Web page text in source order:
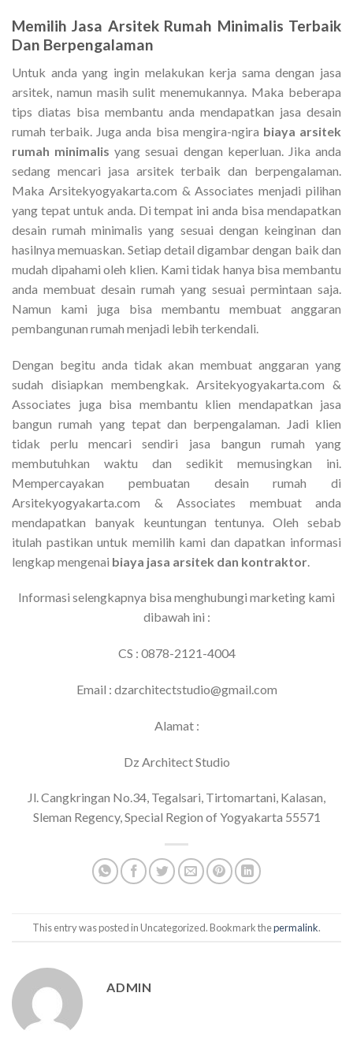
MemilihJasa Arsitek Rumah Minimalis Terbaik
Dan Berpengalaman
Untuk anda yang ingin melakukan kerja sama dengan jasa
arsitek, namun masih sulit menemukannya. Maka beberapa
tips diatas bisa membantu anda mendapatkan jasa desain
rumah terbaik. Juga anda bisa mengira-ngira biaya arsitek
rumah minimalis yang sesuai dengan keperluan. Jika anda
sedang mencari jasa arsitek terbaik dan berpengalaman.
Maka Arsitekyogyakarta.com & Associates menjadi pilihan
yang tepat untuk anda. Di tempat ini anda bisa mendapatkan
desain rumah minimalis yang sesuai dengan keinginan dan
hasilnya memuaskan. Setiap detail digambar dengan baik dan
mudah dipahami oleh klien. Kami tidak hanya bisa membantu
anda membuat desain rumah yang sesuai permintaan saja.
Namun kami juga bisa membantu membuat anggaran
pembangunan rumah menjadi lebih terkendali.
Dengan begitu anda tidak akan membuat anggaran yang
sudah disiapkan membengkak. Arsitekyogyakarta.com &
Associates juga bisa membantu klien mendapatkan jasa
bangun rumah yang tepat dan berpengalaman. Jadi klien
tidak perlu mencari sendiri jasa bangun rumah yang
membutuhkan waktu dan sedikit memusingkan ini.
Mempercayakan pembuatan desain rumah di
Arsitekyogyakarta.com & Associates membuat anda
mendapatkan banyak keuntungan tentunya. Oleh sebab
itulah pastikan untuk memilih kami dan dapatkan informasi
lengkap mengenai biaya jasa arsitek dan kontraktor
Informasi selengkapnya bisa menghubungi marketing kami
dibawah ini :
CS : 0878-2121-4004
Email : dzarchitectstudio@gmail.com
Alamat :
Dz Architect Studio
Jl. Cangkringan No.34, Tegalsari, Tirtomartani, Kalasan,
Sleman Regency, Special Region of Yogyakarta 55571
This entry was posted in Uncategorized. Bookmark thepermalink.
ADMIN